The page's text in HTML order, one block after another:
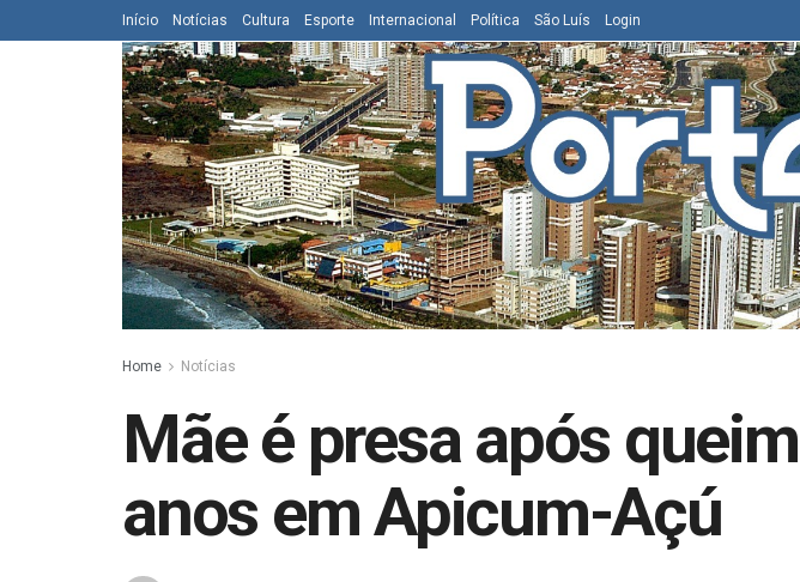
Início Notícias Cultura Esporte Internacional Política São Luís Login
Home Notícias
Mãe é presa após
anos em Apicum-Açú